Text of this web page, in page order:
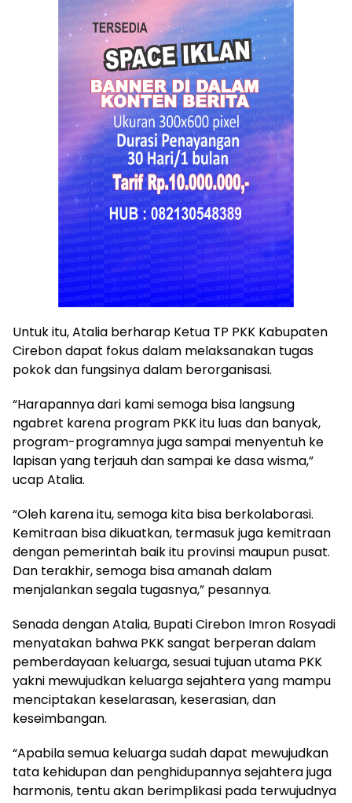
Untuk itu, Atalia berharap Ketua TP PKK Kabupaten
Cirebon dapat fokus dalam melaksanakan tugas
pokok dan fungsinya dalam berorganisasi.
“Harapannya dari kami semoga bisa langsung
ngabret karena program PKK itu luas dan banyak,
program-programnya juga sampai menyentuh ke
lapisan yang terjauh dan sampai ke dasa wisma,”
ucap Atalia.
“Oleh karena itu, semoga kita bisa berkolaborasi.
Kemitraan bisa dikuatkan, termasuk juga kemitraan
dengan pemerintah baik itu provinsi maupun pusat.
Dan terakhir, semoga bisa amanah dalam
menjalankan segala tugasnya,” pesannya.
Senada dengan Atalia, Bupati Cirebon Imron Rosyadi
menyatakan bahwa PKK sangat berperan dalam
pemberdayaan keluarga, sesuai tujuan utama PKK
yakni mewujudkan keluarga sejahtera yang mampu
menciptakan keselarasan, keserasian, dan
keseimbangan.
“Apabila semua keluarga sudah dapat mewujudkan
tata kehidupan dan penghidupannya sejahtera juga
harmonis, tentu akan berimplikasi pada terwujudnya